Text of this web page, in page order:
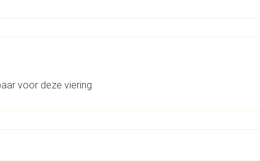
voor deze viering